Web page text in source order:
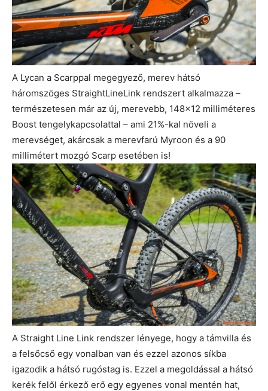
A Lycan a Scarppal megegyező, merev hátsó
háromszöges StraightLineLink rendszert alkalmazza –
természetesen már az új, merevebb, 148×12 milliméteres
Boost tengelykapcsolattal – ami 21%-kal növeli a
merevséget, akárcsak a merevfarú Myroon és a 90
millimétert mozgó Scarp esetében is!
A Straight Line Link rendszer lényege, hogy a támvilla és
a felsőcső egy vonalban van és ezzel azonos síkba
igazodik a hátsó rugóstag is. Ezzel a megoldással a hátsó
kerék felől érkező erő egy egyenes vonal mentén hat,